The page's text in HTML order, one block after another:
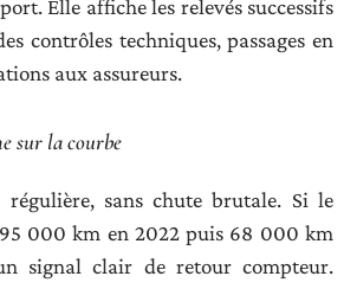
Elle affiche les relevés successifs
contrôles techniques, passages en
aux assureurs.
sur la courbe
régulière, sans chute brutale. Si le
000 km en 2022 puis 68 000 km
signal clair de retour compteur.